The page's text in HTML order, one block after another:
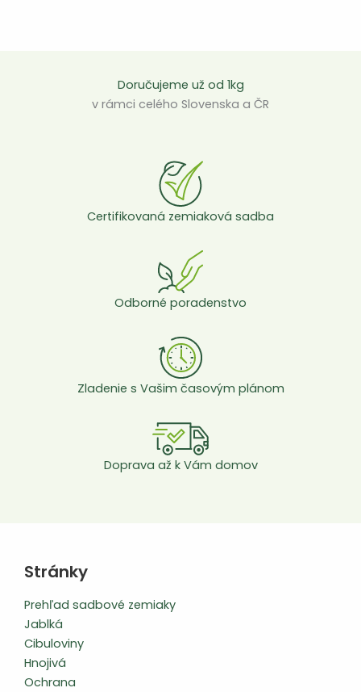
Doručujeme už od 1kg
v rámci celého Slovenska a ČR
Certifikovaná zemiaková sadba
Odborné poradenstvo
Zladenie s Vašim časovým plánom
Doprava až k Vám domov
Stránky
Prehľad sadbové zemiaky
Jablká
Cibuloviny
Hnojivá
Ochrana